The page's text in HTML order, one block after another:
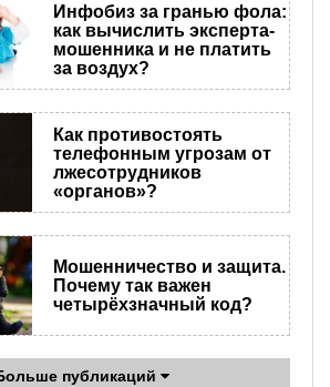
Инфобиз за гранью фола:
как вычислить эксперта-
мошенника и не платить
за воздух?
Как противостоять
телефонным угрозам от
лжесотрудников
«органов»?
Мошенничество и защита.
Почему так важен
четырёхзначный код?
публикаций